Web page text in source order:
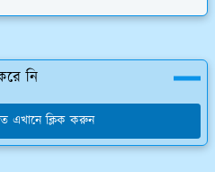
নি
এখানে ক্লিক করুন